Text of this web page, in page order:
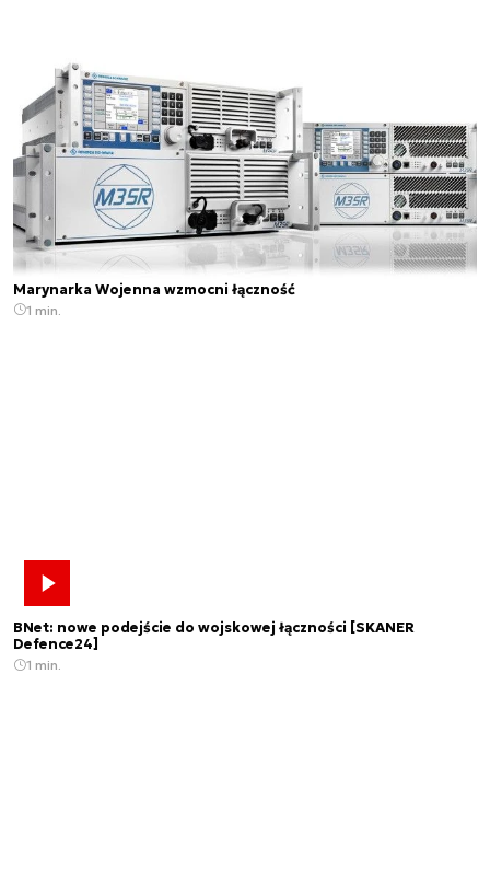
Marynarka Wojenna wzmocni łączność
1 min.
BNet: nowe podejście do wojskowej łączności [SKANER
Defence24]
1 min.